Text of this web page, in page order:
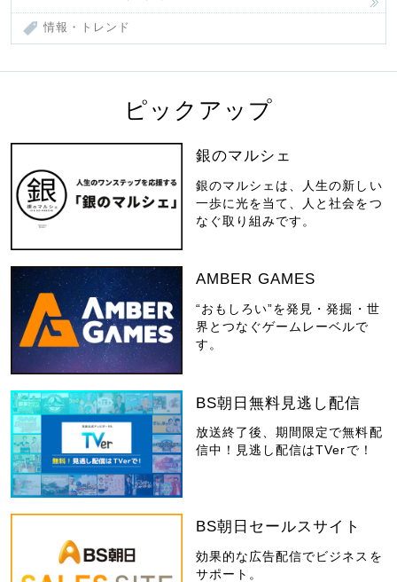
情報・トレンド
ピックアップ
銀のマルシェ
銀のマルシェは、人生の新しい
一歩に光を当て、人と社会をつ
なぐ取り組みです。
AMBER GAMES
“おもしろい”を発見・発掘・世
界とつなぐゲームレーベルで
す。
BS朝日無料見逃し配信
放送終了後、期間限定で無料配
信中！見逃し配信はTVerで！
BS朝日セールスサイト
効果的な広告配信でビジネスを
サポート。